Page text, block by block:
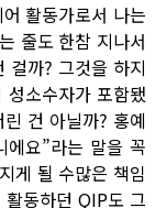
활동가로서 나는
줄도 한참 지나서
걸까? 그것을 하지
소수자가 포함됐
건 아닐까? 홍예
에요”라는 말을 꼭
게 될 수많은 책임
동하던 QIP도 그